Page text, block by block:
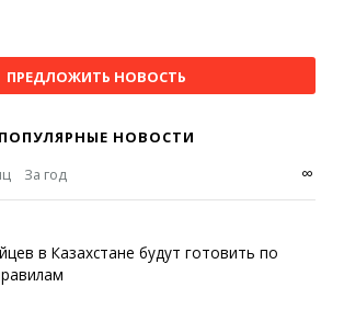
ПРЕДЛОЖИТЬ НОВОСТЬ
ПОПУЛЯРНЫЕ НОВОСТИ
За год ∞
в Казахстане будут готовить по